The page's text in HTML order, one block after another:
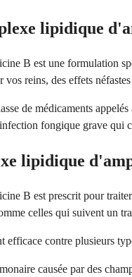
lipidique
B est une formulation
reins, des effets
de médicaments
fongique grave qui
lipidique
B est prescrit pour
celles qui suivent un
efficace contre plusieurs
causée par des